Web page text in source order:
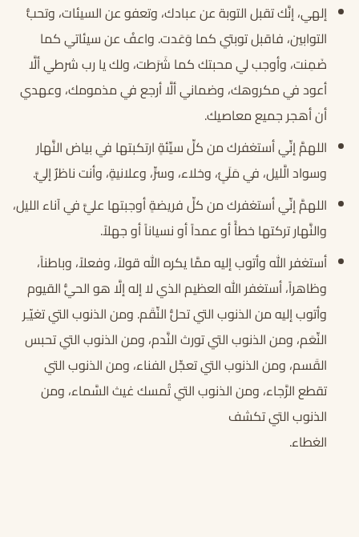
إلهي، إنَّك تقبل التوبة عن عبادك، وتعفو عن السيئات، وتحبُّ
التوابين، فاقبل توبتي كما وَعَدت. واعفُ عن سيئاتي كما
ضَمِنت، وأوجب لي محبتك كما شَرَطت، ولك يا رب شرطي ألَّا
أعود في مكروهك، وضماني ألَّا أرجع في مذمومك، وعهدي
أن أهجر جميع معاصيك.
اللهمَّ إنِّي أستغفرك من كلِّ سيِّئةٍ ارتكبتها في بياض النَّهار
وسواد الَّليل، في مَلَئٍ، وخلاء، وسرٍّ، وعلانيةٍ، وأنت ناظرٌ إليَّ.
اللهمَّ إنِّي أستغفرك من كلِّ فريضةٍ أوجبتها عليَّ في آناء الليل،
والنَّهار تركتها خطأً أو عمداً أو نسياناً أو جهلاً.
أستغفر الله وأتوب إليه ممَّا يكره الله قولاً، وفعلاً، وباطناً،
وظاهراً، أستغفر الله العظيم الذي لا إله إلَّا هو الحيُّ القيوم
وأتوب إليه من الذنوب التي تحلُّ النِّقَم. ومن الذنوب التي تغيّـِر
النِّعَم، ومن الذنوب التي تورث النَّدم، ومن الذنوب التي تحبس
القَسم، ومن الذنوب التي تعجِّل الفناء، ومن الذنوب التي
تقطع الرَّجاء، ومن الذنوب التي تُمسك غيث السَّماء، ومن
الذنوب التي تكشف